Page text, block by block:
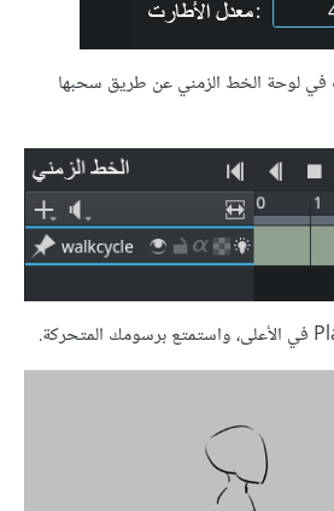
في لوحة الخط الزمني عن طريق سحبها